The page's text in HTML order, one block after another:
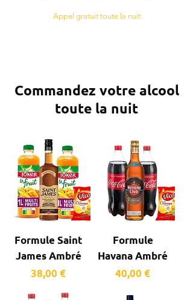
Appel gratuit toute la nuit
Commandez votre alcool
toute la nuit
Formule Saint
James Ambré
Prix
38,00 €
Formule
Havana Ambré
Prix
40,00 €